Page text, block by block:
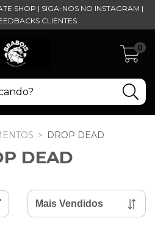
SHOP | SIGA-NOS NO INSTAGRAM |
CLIENTES
0
> DROP DEAD
DEAD